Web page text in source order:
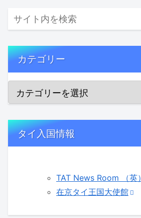
カテゴリー
タイ入国情報
TAT News Room （英）
在京タイ王国大使館